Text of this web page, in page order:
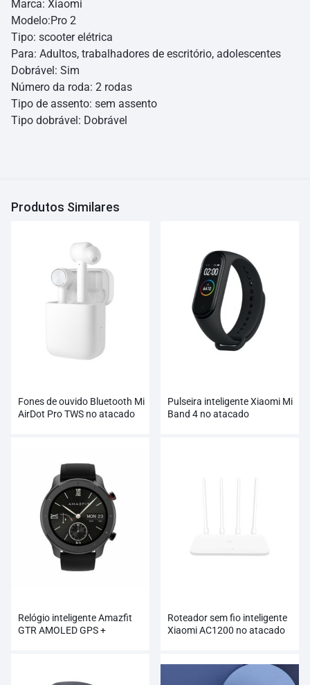
Marca: Xiaomi
Modelo:Pro 2
Tipo: scooter elétrica
Para: Adultos, trabalhadores de escritório, adolescentes
Dobrável: Sim
Número da roda: 2 rodas
Tipo de assento: sem assento
Tipo dobrável: Dobrável
Produtos Similares
Fones de ouvido Bluetooth Mi
AirDot Pro TWS no atacado
Pulseira inteligente Xiaomi Mi
Band 4 no atacado
Relógio inteligente Amazfit
GTR AMOLED GPS +
Roteador sem fio inteligente
Xiaomi AC1200 no atacado